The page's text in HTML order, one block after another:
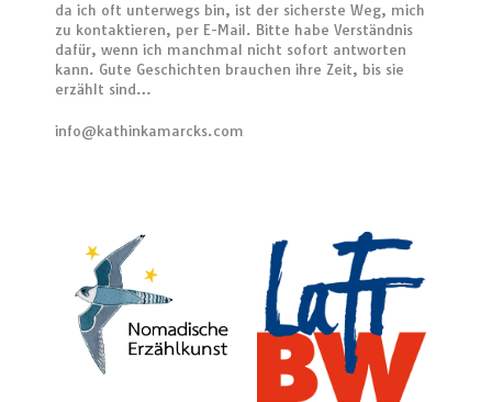
da ich oft unterwegs bin, ist der sicherste Weg, mich
zu kontaktieren, per E-Mail. Bitte habe Verständnis
dafür, wenn ich manchmal nicht sofort antworten
kann. Gute Geschichten brauchen ihre Zeit, bis sie
erzählt sind…
info@kathinkamarcks.com